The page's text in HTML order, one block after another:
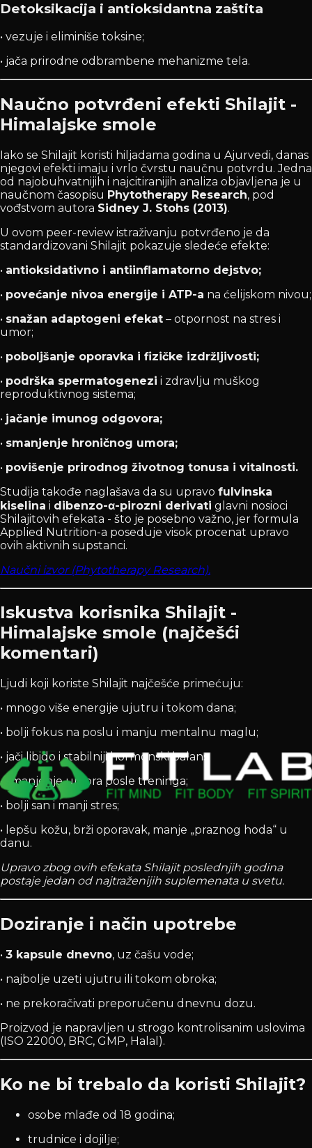
Detoksikacija i antioksidantna zaštita
• vezuje i eliminiše toksine;
• jača prirodne odbrambene mehanizme tela.
Naučno potvrđeni efekti Shilajit -
Himalajske smole
Iako se Shilajit koristi hiljadama godina u Ajurvedi, danas
njegovi efekti imaju i vrlo čvrstu naučnu potvrdu. Jedna
od najobuhvatnijih i najcitiranijih analiza objavljena je u
naučnom časopisu Phytotherapy Research, pod
vođstvom autora Sidney J. Stohs (2013).
U ovom peer-review istraživanju potvrđeno je da
standardizovani Shilajit pokazuje sledeće efekte:
• antioksidativno i antiinflamatorno dejstvo;
• povećanje nivoa energije i ATP-a na ćelijskom nivou;
• snažan adaptogeni efekat – otpornost na stres i
umor;
• poboljšanje oporavka i fizičke izdržljivosti;
• podrška spermatogenezi i zdravlju muškog
reproduktivnog sistema;
• jačanje imunog odgovora;
• smanjenje hroničnog umora;
• povišenje prirodnog životnog tonusa i vitalnosti.
Studija takođe naglašava da su upravo fulvinska
kiselina i dibenzo-α-pirozni derivati glavni nosioci
Shilajitovih efekata - što je posebno važno, jer formula
Applied Nutrition-a poseduje visok procenat upravo
ovih aktivnih supstanci.
Naučni izvor (Phytotherapy Research).
Iskustva korisnika Shilajit -
Himalajske smole (najčešći
komentari)
Ljudi koji koriste Shilajit najčešće primećuju:
• mnogo više energije ujutru i tokom dana;
• bolji fokus na poslu i manju mentalnu maglu;
• jači libido i stabilniji hormonski balans;
• smanjenje umora posle treninga;
• bolji san i manji stres;
• lepšu kožu, brži oporavak, manje „praznog hoda“ u
danu.
Upravo zbog ovih efekata Shilajit poslednjih godina
postaje jedan od najtraženijih suplemenata u svetu.
Doziranje i način upotrebe
• 3 kapsule dnevno, uz čašu vode;
• najbolje uzeti ujutru ili tokom obroka;
• ne prekoračivati preporučenu dnevnu dozu.
Proizvod je napravljen u strogo kontrolisanim uslovima
(ISO 22000, BRC, GMP, Halal).
Ko ne bi trebalo da koristi Shilajit?
osobe mlađe od 18 godina;
trudnice i dojilje;